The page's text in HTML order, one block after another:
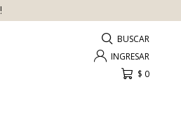
!
$ 0